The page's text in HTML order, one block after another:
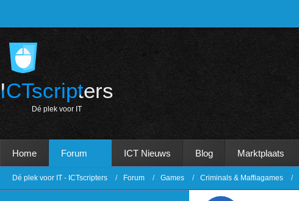
ICTscripters
Dé p e k voor T
Home Forum ICT Nieuws Blog Marktplaats
Dé plek voor IT - ICTscripters Forum Games Criminals & Maffiagames